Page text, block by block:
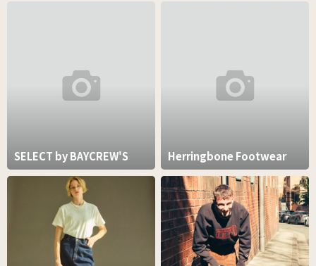
SELECT by BAYCREW'S Herringbone Footwear